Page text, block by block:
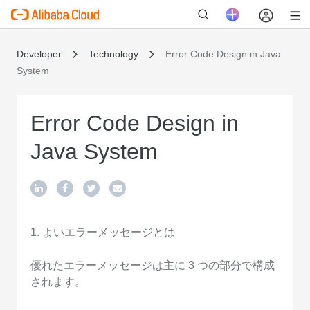
Developer Technology
Error Code Design in Java
System
Error Code Design in
Java System
1. よいエラーメッセージとは
優れたエラーメッセージは主に 3 つの部分で構成
されます。